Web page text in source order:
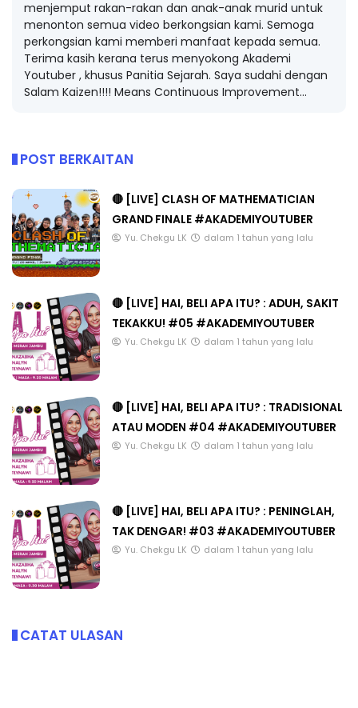
menjemput rakan-rakan dan anak-anak murid untuk
menonton semua video berkongsian kami. Semoga
perkongsian kami memberi manfaat kepada semua.
Terima kasih kerana terus menyokong Akademi
Youtuber , khusus Panitia Sejarah. Saya sudahi dengan
Salam Kaizen!!!! Means Continuous Improvement...
POST BERKAITAN
🔴 [LIVE] CLASH OF MATHEMATICIAN
GRAND FINALE #AKADEMIYOUTUBER
Yu. Chekgu LK dalam 1 tahun yang lalu
🔴 [LIVE] HAI, BELI APA ITU? : ADUH, SAKIT
TEKAKKU! #05 #AKADEMIYOUTUBER
Yu. Chekgu LK dalam 1 tahun yang lalu
🔴 [LIVE] HAI, BELI APA ITU? : TRADISIONAL
ATAU MODEN #04 #AKADEMIYOUTUBER
Yu. Chekgu LK dalam 1 tahun yang lalu
🔴 [LIVE] HAI, BELI APA ITU? : PENINGLAH,
TAK DENGAR! #03 #AKADEMIYOUTUBER
Yu. Chekgu LK dalam 1 tahun yang lalu
CATAT ULASAN